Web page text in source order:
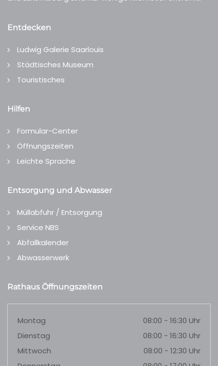
Entdecken
Ludwig Galerie Saarlouis
Städtisches Museum
Touristisches
Hilfen
Formular-Center
Öffnungszeiten
Leichte Sprache
Entsorgung und Abwasser
Müllabfuhr / Entsorgung
Service NBS
Abfallkalender
Abwasserwerk
Rathaus Öffnungszeiten
Montag
08:00 - 16:30 Uhr
Dienstag
08:00 - 16:30 Uhr
Mittwoch
08:00 - 12:30 Uhr